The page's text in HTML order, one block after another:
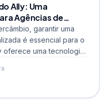
Ally: Uma
Agências de
em Gestãogarantir uma
é essencial para o
oferece uma tecnologia